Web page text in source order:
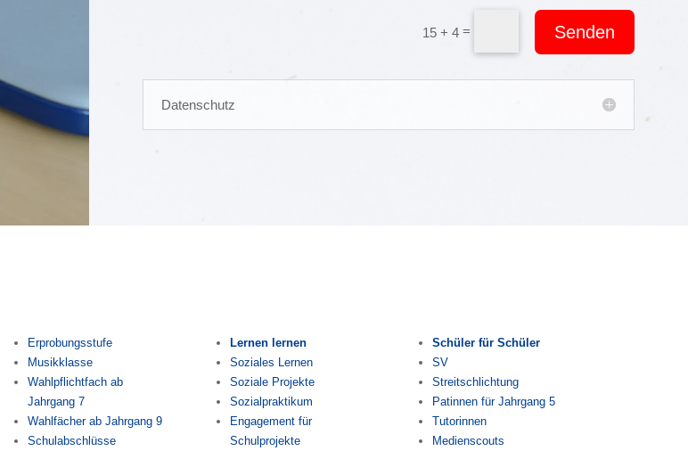
15 + 4 = Senden
Datenschutz
Erprobungsstufe
Musikklasse
Wahlpflichtfach ab
Jahrgang 7
Wahlfächer ab Jahrgang 9
Schulabschlüsse
Lernen lernen
Soziales Lernen
Soziale Projekte
Sozialpraktikum
Engagement für
Schulprojekte
Schüler für Schüler
SV
Streitschlichtung
Patinnen für Jahrgang 5
Tutorinnen
Medienscouts